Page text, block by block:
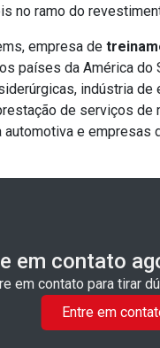
no ramo do
empresa de
países da América do
indústria de
de serviços de
e empresas
em contato
em contato para tirar
Entre em